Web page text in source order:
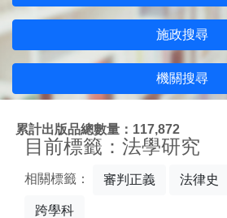
施政搜尋
機關搜尋
累計出版品總數量：117,872
目前標籤：法學研究
相關標籤： 審判正義 法律史
跨學科